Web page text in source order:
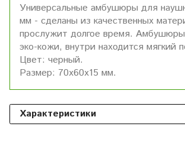
Универсальные амбушюры для
мм - сделаны из качественных
прослужит долгое время.
эко-кожи, внутри находится мягкий
Цвет: черный.
Размер: 70х60х15 мм.
Характеристики